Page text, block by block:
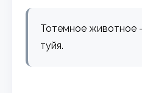
Тотемное животное
туйя.